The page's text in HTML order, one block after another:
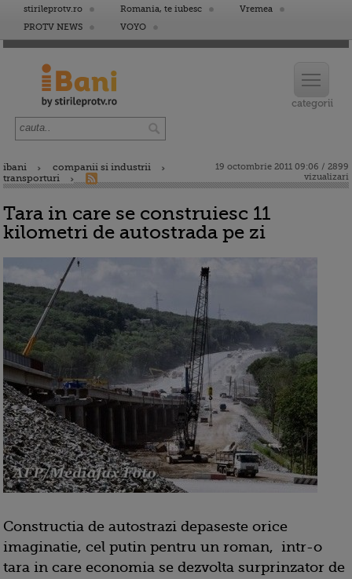
stirileprotv.ro Romania, te iubesc
Vremea
PROTV NEWS
VOYO
ibani
companii si industrii
transporturi
19 octombrie 2011 09:06 / 2899
vizualizari
Tara in care se construiesc 11
kilometri de autostrada pe zi
Constructia de autostrazi depaseste orice
imaginatie, cel putin pentru un roman, intr-o
tara in care economia se dezvolta surprinzator de